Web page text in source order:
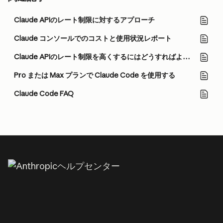
Claude APIのレート制限に対するアプローチ
Claude コンソールでのコストと使用状況レポート
Claude APIのレート制限を高くするにはどうすればよいですか？
Pro または Max プランで Claude Code を使用する
Claude Code FAQ